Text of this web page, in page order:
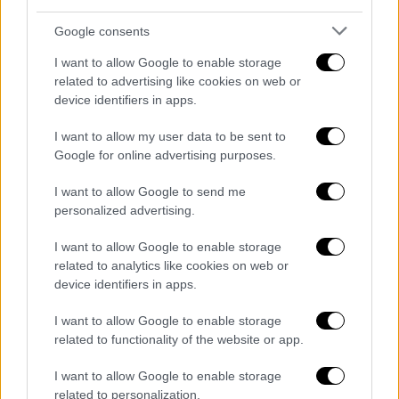
Google consents
I want to allow Google to enable storage
related to advertising like cookies on web or
device identifiers in apps.
I want to allow my user data to be sent to
Google for online advertising purposes.
I want to allow Google to send me
personalized advertising.
I want to allow Google to enable storage
related to analytics like cookies on web or
device identifiers in apps.
I want to allow Google to enable storage
related to functionality of the website or app.
I want to allow Google to enable storage
related to personalization.
Ο Τούρκος πρόεδρος υποστήριξε ότι η
Τουρκία είναι παρούσα παντούγια να
υποστηρίξει όχι μόνο τα δικά της
συμφέροντα αλλά και των φίλων
της. «Είμαστε στη
Λιβύη, το
Αζερμπαϊτζάν
και τοΚαραμπάχμε τα οπλισμένα μη
επιθετικά μας και θα είμαστε. Πολεμάμε την
τρομοκρατική οργάνωση στη
Καταφέραμε, ενώ κλυδωνιζόμαστε από
κρίσεις ασφάλειας παντού, από τα νότια
Μεσόγειο και το Αιγαίο μέχρι τη Μαύρη
Θάλασσα και σε κάθε γωνιά της χώρας μας,
όχι μόνο να προστατεύουμε τα δικά μας